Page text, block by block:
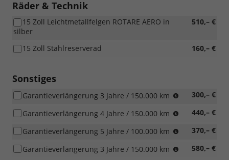
Räder & Technik
510,– €
15 Zoll Leichtmetallfelgen ROTARE AERO in
silber
160,– €
15 Zoll Stahlreserverad
Sonstiges
300,– €
Garantieverlängerung 3 Jahre / 150.000 km
was
eintritt
440,– €
Garantieverlängerung 4 Jahre / 150.000 km
was
eintritt
370,– €
Garantieverlängerung 5 Jahre / 100.000 km
was
eintritt
580,– €
Garantieverlängerung 3 Jahre / 150.000 km
was